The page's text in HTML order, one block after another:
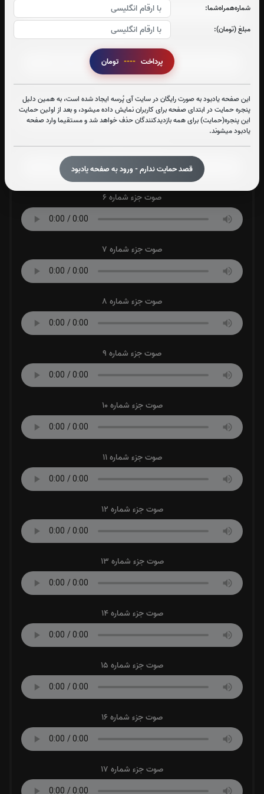
شماره‌همراه‌شما:
مبلغ (تومان):
پرداخت ----
این صفحه یادبود به صورت رایگان در سایت آی پُرسه ایجاد شده است، به همین دلیل
پنجره حمایت در ابتدای صفحه برای کاربران نمایش داده میشود، و بعد از اولین حمایت
این پنجره(حمایت) برای همه بازدیدکنندگان حذف خواهد شد و مستقیما وارد صفحه
یادبود میشوند.
قصد حمایت ندارم - ورود به صفحه یادبود
صوت جزء شماره 3
صوت جزء شماره 4
صوت جزء شماره 5
صوت جزء شماره 6
صوت جزء شماره 7
صوت جزء شماره 8
صوت جزء شماره 9
صوت جزء شماره 10
صوت جزء شماره 11
صوت جزء شماره 12
صوت جزء شماره 13
صوت جزء شماره 14
صوت جزء شماره 15
صوت جزء شماره 16
صوت جزء شماره 17